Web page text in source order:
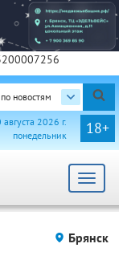
по новостям
18+
августа 2026 г.
понедельник
Toggle
Брянск